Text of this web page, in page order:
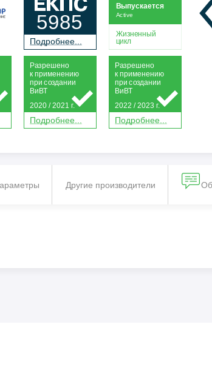
Подробнее...
5985
Жизненный
цикл
Active
Выпускается
Подробнее...
Разрешено
к применению
присоздании
Ви ВТ
2020 / 2021 г.
Подробнее...
Разрешено
к применению
присоздании
Ви ВТ
2022 / 2023 г.
Другие производители